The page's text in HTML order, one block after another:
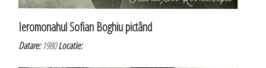
Ieromonahul Sofian Boghiu pictând
Datare:1980Locatie: